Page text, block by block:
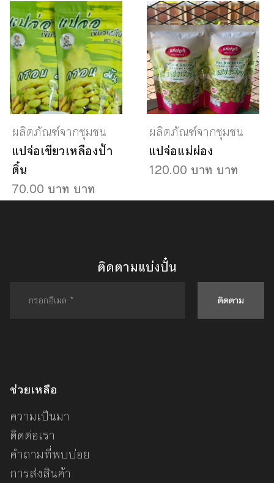
ผลิตภัณฑ์จากชุมชน
แปจ่อเขียวเหลืองป้า
ติ๋น
70.00 บาท บาท
ผลิตภัณฑ์จากชุมชน
แปจ่อแม่ผ่อง
120.00 บาท บาท
ติดตามแบ่งปั๋น
ติดตาม
ช่วยเหลือ
ความเป็นมา
ติดต่อเรา
คำถามที่พบบ่อย
การส่งสินค้า